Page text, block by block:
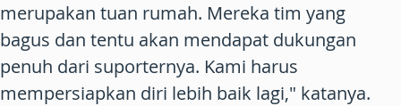
merupakan tuan rumah. Mereka tim yang
bagus dan tentu akan mendapat dukungan
penuh dari suporternya. Kami harus
mempersiapkan diri lebih baik lagi," katanya.